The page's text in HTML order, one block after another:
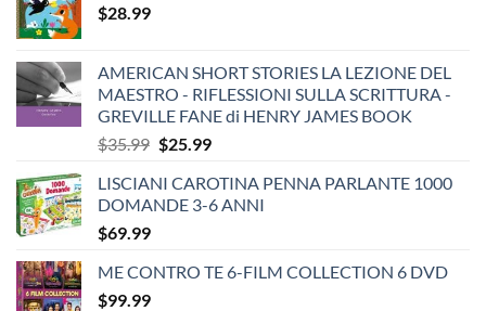
$28.99
AMERICAN SHORT STORIES LA LEZIONE DEL
MAESTRO - RIFLESSIONI SULLA SCRITTURA -
GREVILLE FANE di HENRY JAMES BOOK
$35.99 Original
was:
$35.99.
$25.99Current
is:
$25.99.
LISCIANI CAROTINA PENNA PARLANTE 1000
DOMANDE 3-6 ANNI
$69.99
ME CONTRO TE 6-FILM COLLECTION 6 DVD
$99.99